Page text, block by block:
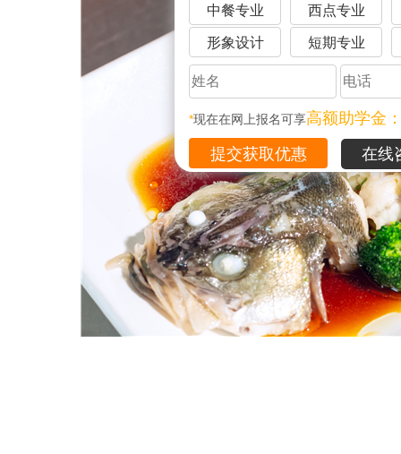
中餐专业 西点专业
形象设计 短期专业
*现在在网上报名可享高额助学金
在线